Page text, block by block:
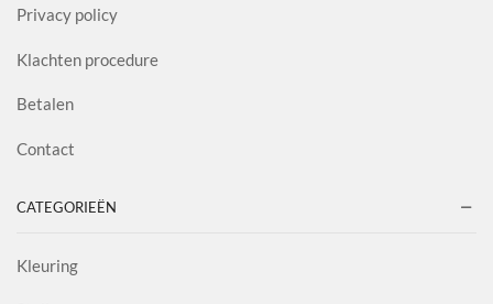
Privacy policy
Klachten procedure
Betalen
Contact
CATEGORIEËN
Kleuring